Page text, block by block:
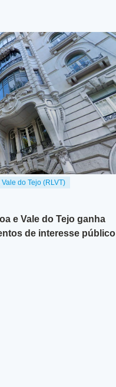
do Tejo (RLVT)
e Vale do Tejo ganha
de interesse público